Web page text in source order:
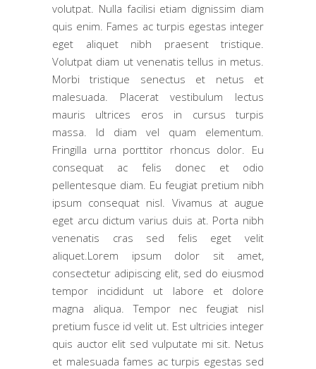
volutpat. Nulla facilisi etiam dignissim diam
quis enim. Fames ac turpis egestas integer
eget aliquet nibh praesent tristique.
Volutpat diam ut venenatis tellus in metus.
Morbi tristique senectus et netus et
malesuada. Placerat vestibulum lectus
mauris ultrices eros in cursus turpis
massa. Id diam vel quam elementum.
Fringilla urna porttitor rhoncus dolor. Eu
consequat ac felis donec et odio
pellentesque diam. Eu feugiat pretium nibh
ipsum consequat nisl. Vivamus at augue
eget arcu dictum varius duis at. Porta nibh
venenatis cras sed felis eget velit
aliquet.Lorem ipsum dolor sit amet,
consectetur adipiscing elit, sed do eiusmod
tempor incididunt ut labore et dolore
magna aliqua. Tempor nec feugiat nisl
pretium fusce id velit ut. Est ultricies integer
quis auctor elit sed vulputate mi sit. Netus
et malesuada fames ac turpis egestas sed